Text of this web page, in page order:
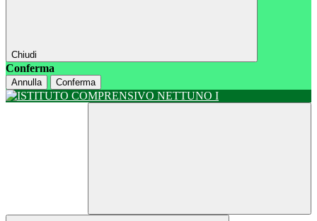
Chiudi
Conferma
Annulla Conferma